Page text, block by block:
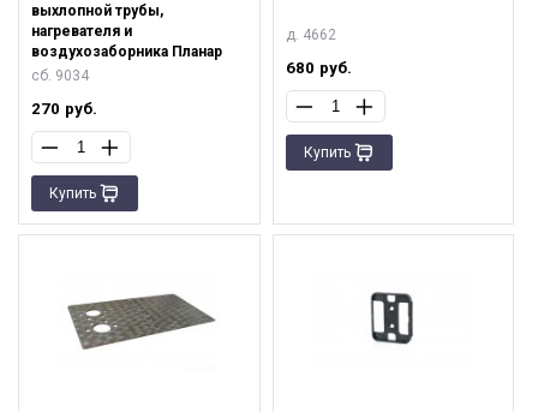
выхлопной трубы,
нагревателя и
воздухозаборника Планар
сб. 9034
270 руб.
Купить
д. 4662
680 руб.
Купить